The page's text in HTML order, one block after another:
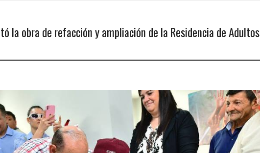
la obra de refacción y ampliación de la Residencia de Adultos